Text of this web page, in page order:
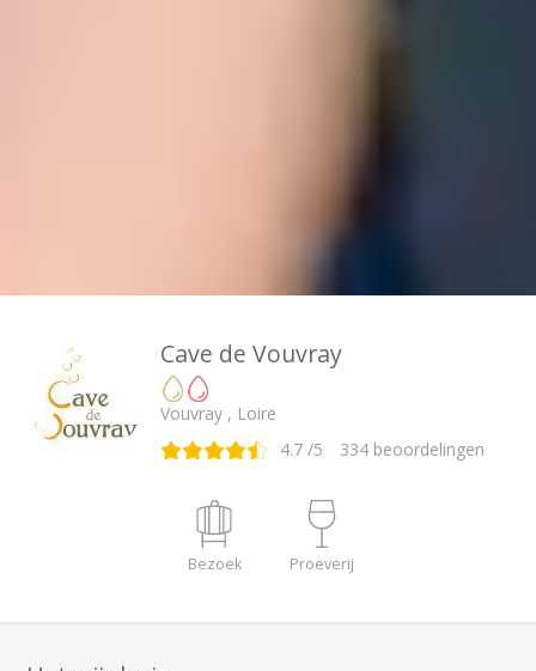
Cave de Vouvray
Vouvray , Loire
4.7 /5 334 beoordelingen
Bezoek Proeverij